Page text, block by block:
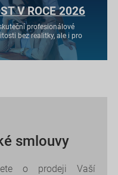
V ROCE 2026
profesionálové
bez realitky, ale i pro
smlouvy
o prodeji Vaší